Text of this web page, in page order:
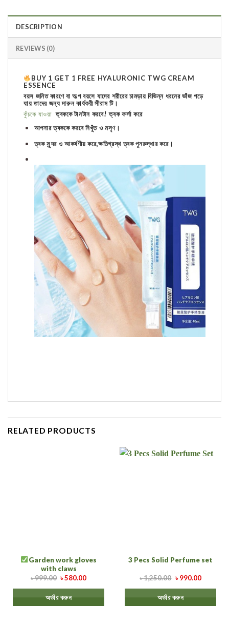
DESCRIPTION
REVIEWS (0)
BUY 1 GET 1 FREE HYALURONIC TWG CREAM
ESSENCE
বয়স জনিত কারণে বা অল্প বয়সে যাদের শরীরের চামড়ায় বিভিন্ন ধরনের ভাঁজ পড়ে
যায় তাদের জন্য দারুন কার্যকরী সীরাম টি।
কুঁচকে যাওয়াত্বককে টানটান করবে! ত্বক ফর্সা করে
আপনার ত্বককে করবে নিখুঁত ও মসৃণ।
ত্বক সুন্দর ও আকর্ষণীয় করে,ক্ষতিগ্রস্থ ত্বক পুনরুদ্ধার করে।
RELATED PRODUCTS
Garden work gloves
with claws
৳999.00 ৳580.00
অর্ডার করুন
3 Pecs Solid Perfume set
৳1,250.00 ৳990.00
অর্ডার করুন